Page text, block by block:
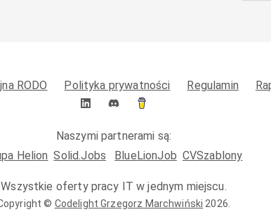
RODO Polityka prywatności Regulamin
Naszymi partnerami są:
Helion Solid.Jobs BlueLionJob CVSzablony
Wszystkie oferty pracy IT w jednym miejscu.
© Codelight Grzegorz Marchwiński 2026